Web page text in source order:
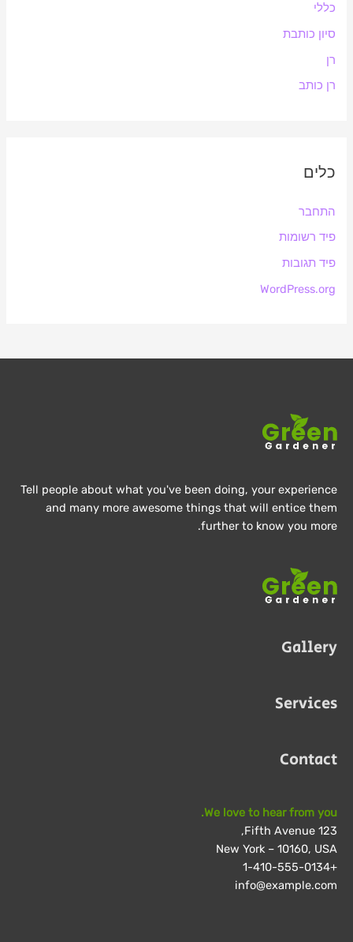
כללי
סיון כותבת
רן
רן כותב
כלים
התחבר
פיד רשומות
פיד תגובות
WordPress.org
Tell people about what you've been doing, your experience
and many more awesome things that will entice them
further to know you more.
Gallery
Services
Contact
We love to hear from you.
123 Fifth Avenue,
New York – 10160, USA
+1-410-555-0134
info@example.com